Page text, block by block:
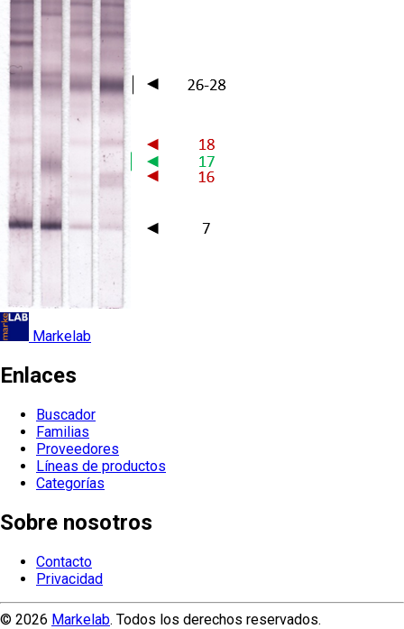
Markelab
Enlaces
Buscador
Familias
Proveedores
Líneas de productos
Categorías
Sobre nosotros
Contacto
Privacidad
© 2026 Markelab. Todos los derechos reservados.